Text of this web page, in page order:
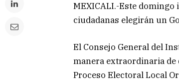
MEXICALI.-Este domingo
ciudadanas elegirán un
El Consejo General del
manera extraordinaria de
Proceso Electoral Local